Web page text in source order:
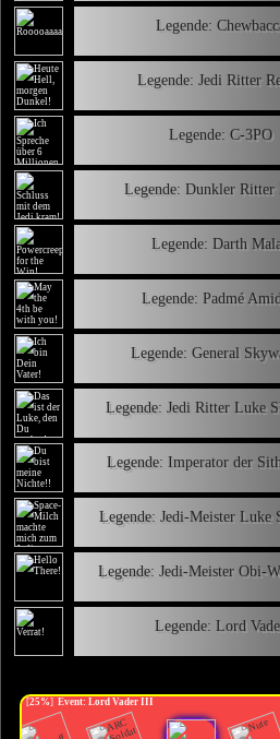
Legende:
Legende: Jedi Ritter
Legende: C-3PO
Legende: Dunkler Ritter
Legende: Darth
Legende: Padmé
Legende: General
Legende: Jedi Ritter Luke
Legende: Imperator der
Legende: Jedi-Meister Luke
Legende: Jedi-Meister Obi-
Legende: Lord
Event: Lord Vader III
[25%]